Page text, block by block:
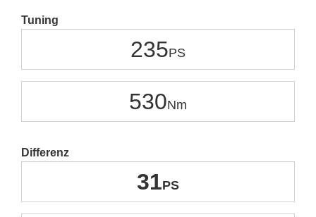
Tuning
235
530
Differenz
31